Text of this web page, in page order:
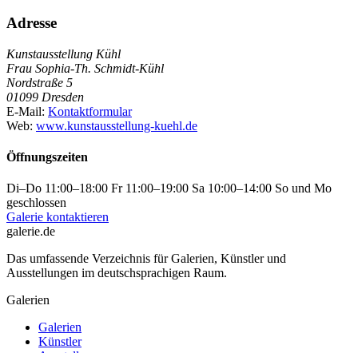
Adresse
Kunstausstellung Kühl
Frau Sophia-Th. Schmidt-Kühl
Nordstraße 5
01099 Dresden
E-Mail: Kontaktformular
Web: www.kunstausstellung-kuehl.de
Öffnungszeiten
Di–Do 11:00–18:00 Fr 11:00–19:00 Sa 10:00–14:00 So und Mo
geschlossen
Galerie kontaktieren
galerie.de
Das umfassende Verzeichnis für Galerien, Künstler und
Ausstellungen im deutschsprachigen Raum.
Galerien
Galerien
Künstler